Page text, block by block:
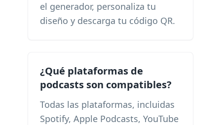
el generador, personaliza tu
diseño y descarga tu código QR.
¿Qué plataformas de
podcasts son compatibles?
Todas las plataformas, incluidas
Spotify, Apple Podcasts, YouTube